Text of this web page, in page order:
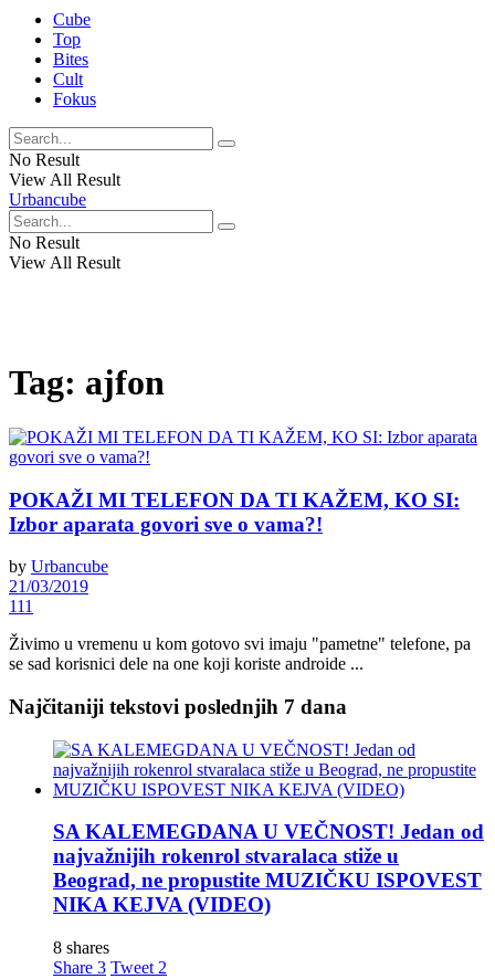
Cube
Top
Bites
Cult
Fokus
No Result
View All Result
Urbancube
No Result
View All Result
Tag: ajfon
POKAŽI MI TELEFON DA TI KAŽEM, KO SI:
Izbor aparata govori sve o vama?!
by Urbancube
21/03/2019
111
Živimo u vremenu u kom gotovo svi imaju "pametne" telefone, pa
se sad korisnici dele na one koji koriste androide ...
Najčitaniji tekstovi poslednjih 7 dana
SA KALEMEGDANA U VEČNOST! Jedan od
najvažnijih rokenrol stvaralaca stiže u
Beograd, ne propustite MUZIČKU ISPOVEST
NIKA KEJVA (VIDEO)
8 shares
Share 3 Tweet 2